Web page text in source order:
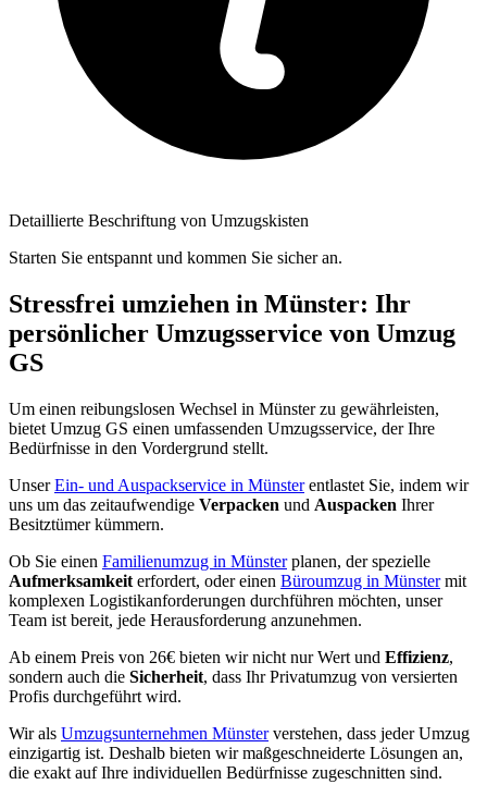
Detaillierte Beschriftung von Umzugskisten
Starten Sie entspannt und kommen Sie sicher an.
Stressfrei umziehen in Münster: Ihr
persönlicher Umzugsservice von Umzug
GS
Um einen reibungslosen Wechsel in Münster zu gewährleisten,
bietet Umzug GS einen umfassenden Umzugsservice, der Ihre
Bedürfnisse in den Vordergrund stellt.
UnserEin- und Auspackservice in Münsterentlastet Sie, indem wir
uns um das zeitaufwendige Verpacken und Auspacken Ihrer
Besitztümer kümmern.
Ob Sie einen Familienumzug in Münsterplanen, der spezielle
Aufmerksamkeit erfordert, oder einen Büroumzug in Münstermit
komplexen Logistikanforderungen durchführen möchten, unser
Team ist bereit, jede Herausforderung anzunehmen.
Ab einem Preis von 26€ bieten wir nicht nur Wert und Effizienz,
sondern auch die Sicherheit, dass Ihr Privatumzug von versierten
Profis durchgeführt wird.
Wir als Umzugsunternehmen Münsterverstehen, dass jeder Umzug
einzigartig ist. Deshalb bieten wir maßgeschneiderte Lösungen an,
die exakt auf Ihre individuellen Bedürfnisse zugeschnitten sind.